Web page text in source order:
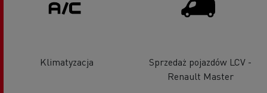
Klimatyzacja
Sprzedaż pojazdów LCV -
Renault Master